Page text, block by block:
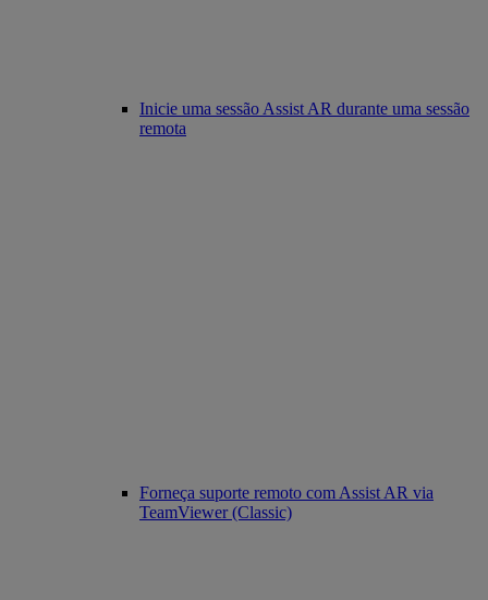
Inicie uma sessão Assist AR durante uma sessão
remota
Forneça suporte remoto com Assist AR via
TeamViewer (Classic)